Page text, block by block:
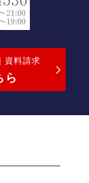
資料請求
ら